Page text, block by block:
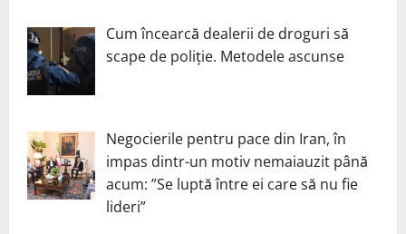
Cum încearcă dealerii de droguri să
scape de poliție. Metodele ascunse
Negocierile pentru pace din Iran, în
impas dintr-un motiv nemaiauzit până
acum: ”Se luptă între ei care să nu fie
lideri”